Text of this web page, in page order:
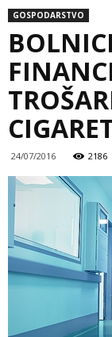
GOSPODARSTVO
24/07/2016 2186